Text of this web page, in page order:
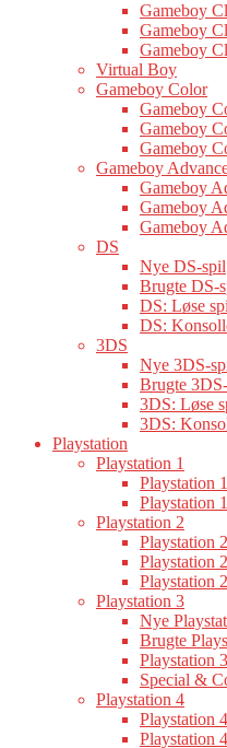
Gameboy
Gameboy
Gameboy
Virtual Boy
Gameboy Color
Gameboy
Gameboy
Gameboy
Gameboy
Gameboy
Gameboy
Gameboy
DS
Nye DS-spil
Brugte DS-
DS: Løse
DS:
3DS
Nye 3DS-
Brugte
3DS: Løse
3DS:
Playstation
Playstation 1
Playstation
Playstation
Playstation 2
Playstation
Playstation
Playstation
Playstation 3
Nye
Brugte
Playstation
Special &
Playstation 4
Playstation
Playstation